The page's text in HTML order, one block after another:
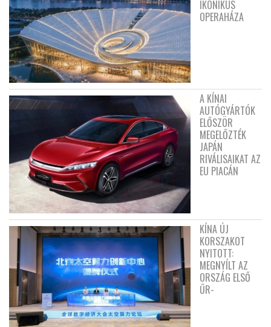
IKONIKUS
OPERAHÁZA
A KÍNAI
AUTÓGYÁRTÓK
ELŐSZÖR
MEGELŐZTÉK
JAPÁN
RIVÁLISAIKAT AZ
EU PIACÁN
KÍNA ÚJ
KORSZAKOT
NYITOTT:
MEGNYÍLT AZ
ORSZÁG ELSŐ
ŰR-